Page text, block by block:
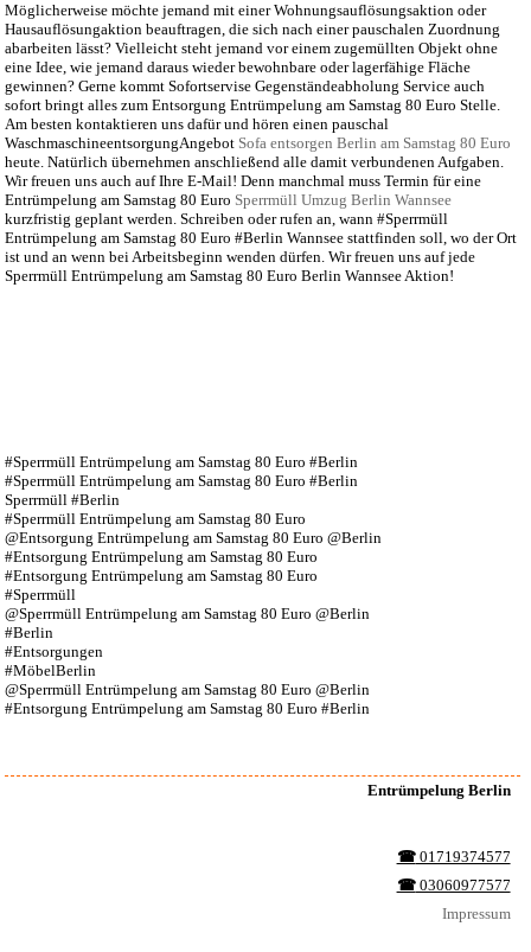
Möglicherweise möchte jemand mit einer Wohnungsauflösungsaktion oder
Hausauflösungaktion beauftragen, die sich nach einer pauschalen Zuordnung
abarbeiten lässt? Vielleicht steht jemand vor einem zugemüllten Objekt ohne
eine Idee, wie jemand daraus wieder bewohnbare oder lagerfähige Fläche
gewinnen? Gerne kommt Sofortservise Gegenständeabholung Service auch
sofort bringt alles zum Entsorgung Entrümpelung am Samstag 80 Euro Stelle.
Am besten kontaktieren uns dafür und hören einen pauschal
WaschmaschineentsorgungAngebot Sofa entsorgen Berlin am Samstag 80 Euro
heute. Natürlich übernehmen anschließend alle damit verbundenen Aufgaben.
Wir freuen uns auch auf Ihre E-Mail! Denn manchmal muss Termin für eine
Entrümpelung am Samstag 80 Euro Sperrmüll Umzug Berlin Wannsee
kurzfristig geplant werden. Schreiben oder rufen an, wann #Sperrmüll
Entrümpelung am Samstag 80 Euro #Berlin Wannsee stattfinden soll, wo der Ort
ist und an wenn bei Arbeitsbeginn wenden dürfen. Wir freuen uns auf jede
Sperrmüll Entrümpelung am Samstag 80 Euro Berlin Wannsee Aktion!
#Sperrmüll Entrümpelung am Samstag 80 Euro #Berlin
#Sperrmüll Entrümpelung am Samstag 80 Euro #Berlin
Sperrmüll #Berlin
#Sperrmüll Entrümpelung am Samstag 80 Euro
@Entsorgung Entrümpelung am Samstag 80 Euro @Berlin
#Entsorgung Entrümpelung am Samstag 80 Euro
#Entsorgung Entrümpelung am Samstag 80 Euro
#Sperrmüll
@Sperrmüll Entrümpelung am Samstag 80 Euro @Berlin
#Berlin
#Entsorgungen
#MöbelBerlin
@Sperrmüll Entrümpelung am Samstag 80 Euro @Berlin
#Entsorgung Entrümpelung am Samstag 80 Euro #Berlin
Entrümpelung Berlin
☎︎01719374577
☎︎03060977577
Impressum